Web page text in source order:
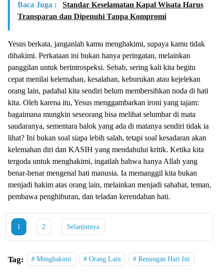
Baca Juga :
Standar Keselamatan Kapal Wisata Harus
Transparan dan Dipenuhi Tanpa Kompromi
Yesus berkata, janganlah kamu menghakimi, supaya kamu tidak
dihakimi. Perkataan ini bukan hanya peringatan, melainkan
panggilan untuk berintrospeksi. Sebab, sering kali kita begitu
cepat menilai kelemahan, kesalahan, keburukan atau kejelekan
orang lain, padahal kita sendiri belum membersihkan noda di hati
kita. Oleh karena itu, Yesus menggambarkan ironi yang tajam:
bagaimana mungkin seseorang bisa melihat selumbar di mata
saudaranya, sementara balok yang ada di matanya sendiri tidak ia
lihat? Ini bukan soal siapa lebih salah, tetapi soal kesadaran akan
kelemahan diri dan KASIH yang mendahului kritik. Ketika kita
tergoda untuk menghakimi, ingatlah bahwa hanya Allah yang
benar-benar mengenal hati manusia. Ia memanggil kita bukan
menjadi hakim atas orang lain, melainkan menjadi sahabat, teman,
pembawa penghiburan, dan teladan kerendahan hati.
1 2 Selanjutnya
Tag: Menghakimi Orang Lain Renungan Hari Ini